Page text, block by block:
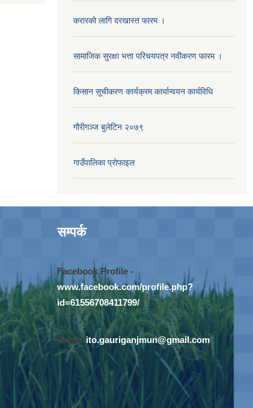
करारको लागि दरखास्त फारम ।
सामाजिक सुरक्षा भत्ता परिचयपत्र नवीकरण फारम ।
किसान सूचीकरण कार्यक्रम कार्यान्वयन कार्यविधि
गौरीगञ्‍ज बुलेटिन २०७९
गाउँपालिका प्रोफाइल
सम्पर्क
Facebook Profile -
www.facebook.com/profile.php?
id=61556708411799/
Email-ito.gauriganjmun@gmail.com